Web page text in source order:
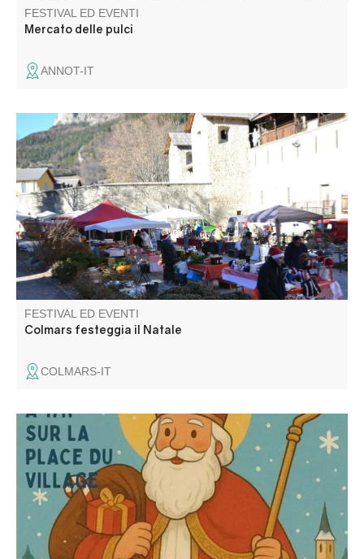
FESTIVAL ED EVENTI
Mercato delle pulci
ANNOT-IT
Mercatino dell'artigianato e dei sapori nei colori del
Natale. Sfilata di Babbo Natale e distribuzione di dolci,
lotteria, pesata di tacchino e vin brulé. Un'atmosfera
amichevole intorno al fuoco e alle castagne calde!
Intrattenimento con associazioni locali.
FESTIVAL ED EVENTI
Colmars festeggia il Natale
COLMARS-IT
Retraite au flambeau, chocolat et vin chaud organisé par
le comité des fêtes de Beauvezer.